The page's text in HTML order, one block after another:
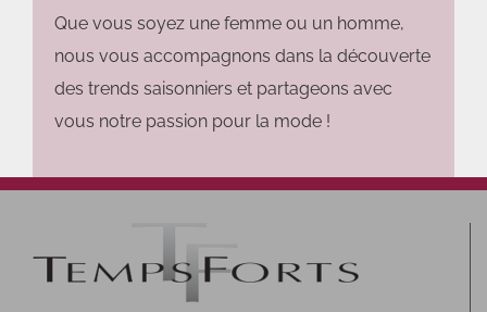
Que vous soyez une femme ou un homme,
nous vous accompagnons dans la découverte
des trends saisonniers et partageons avec
vous notre passion pour la mode !